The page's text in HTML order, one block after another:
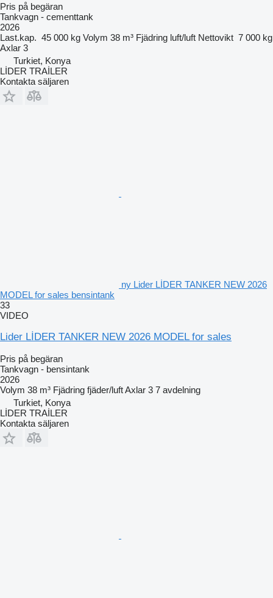
Pris på begäran
Tankvagn - cementtank
2026
Last.kap. 45 000 kg Volym 38 m³ Fjädring luft/luft Nettovikt 7 000 kg
Axlar 3
Turkiet, Konya
LİDER TRAİLER
Kontakta säljaren
ny Lider LİDER TANKER NEW 2026
MODEL for sales bensintank
33
VIDEO
Lider LİDER TANKER NEW 2026 MODEL for sales
Pris på begäran
Tankvagn - bensintank
2026
Volym 38 m³ Fjädring fjäder/luftAxlar 3 7 avdelning
Turkiet, Konya
LİDER TRAİLER
Kontakta säljaren